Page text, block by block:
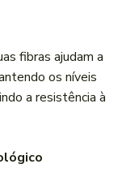
fibras ajudam a
os níveis
a resistência à